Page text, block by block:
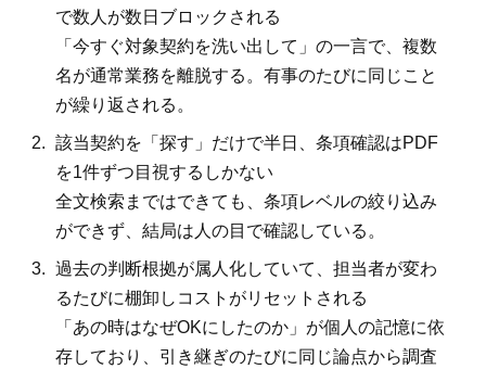
で数人が数日ブロックされる
「今すぐ対象契約を洗い出して」の一言で、複数
名が通常業務を離脱する。有事のたびに同じこと
が繰り返される。
該当契約を「探す」だけで半日、条項確認はPDF
を1件ずつ目視するしかない
全文検索まではできても、条項レベルの絞り込み
ができず、結局は人の目で確認している。
過去の判断根拠が属人化していて、担当者が変わ
るたびに棚卸しコストがリセットされる
「あの時はなぜOKにしたのか」が個人の記憶に依
存しており、引き継ぎのたびに同じ論点から調査